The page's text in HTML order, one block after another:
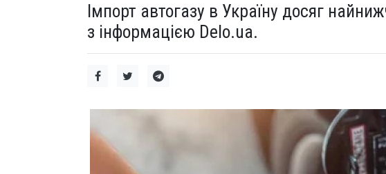
Імпорт автогазу в Україну досяг
з інформацією Delo.ua.